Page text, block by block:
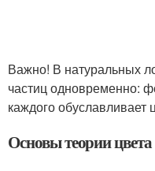
Важно! В натуральных
частиц одновременно:
каждого обуславливает
Основы теории цвета